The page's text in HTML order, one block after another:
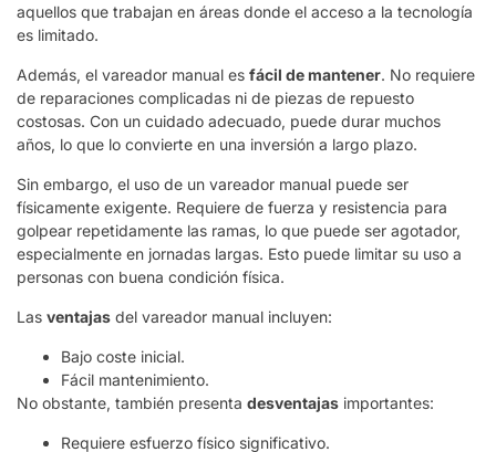
aquellos que trabajan en áreas donde el acceso a la tecnología
es limitado.
Además, el vareador manual es fácil de mantener. No requiere
de reparaciones complicadas ni de piezas de repuesto
costosas. Con un cuidado adecuado, puede durar muchos
años, lo que lo convierte en una inversión a largo plazo.
Sin embargo, el uso de un vareador manual puede ser
físicamente exigente. Requiere de fuerza y resistencia para
golpear repetidamente las ramas, lo que puede ser agotador,
especialmente en jornadas largas. Esto puede limitar su uso a
personas con buena condición física.
Las ventajas del vareador manual incluyen:
Bajo coste inicial.
Fácil mantenimiento.
No obstante, también presenta desventajas importantes:
Requiere esfuerzo físico significativo.